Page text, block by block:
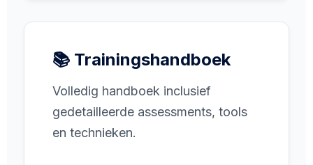
📚 Trainingshandboek
Volledig handboek inclusief
gedetailleerde assessments, tools
en technieken.